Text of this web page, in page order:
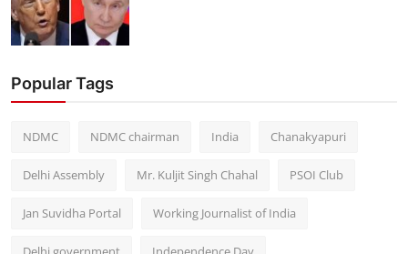
Popular Tags
NDMC NDMC chairman India Chanakyapuri
Delhi Assembly Mr. Kuljit Singh Chahal PSOI Club
Jan Suvidha Portal Working Journalist of India